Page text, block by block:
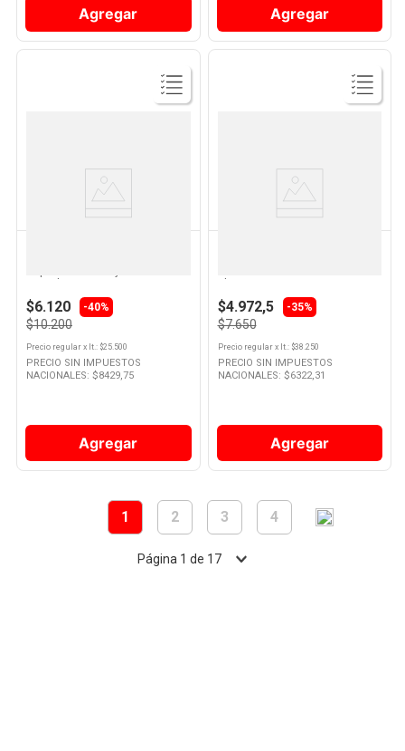
Agregar Agregar
Ver
Producto
$6.120 -40%
$10.200
Precio regular x lt. : $25.500
PRECIO SIN IMPUESTOS
NACIONALES: $8429,75
Agregar
Ver
Producto
$4.972,5 -35%
$7.650
Precio regularx lt. : $38.250
PRECIO SIN IMPUESTOS
NACIONALES: $6322,31
Agregar
1 2 3 4
Página 1 de 17